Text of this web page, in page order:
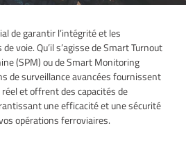
de garantir l’intégrité et les
voie. Qu’il s’agisse de Smart Turnout
(SPM) ou de Smart Monitoring
de surveillance avancées fournissent
et offrent des capacités de
une efficacité et une sécurité
opérations ferroviaires.